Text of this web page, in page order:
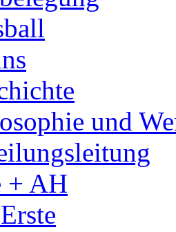
und
+ AH